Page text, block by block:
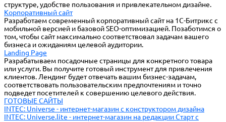
структуре, удобстве пользования и привлекательном дизайне.
Корпоративный сайт
Разработаем современный корпоративный сайт на 1С-Битрикс с
мобильной версией и базовой SEO-оптимизацией. Позаботимся о
том, чтобы сайт максимально соответствовал задачам вашего
бизнеса и ожиданиям целевой аудитории.
Landing Page
Разрабатываем посадочные страницы для конкретного товара
или услуги. Вы получите готовый инструмент для привлечения
клиентов. Лендинг будет отвечать вашим бизнес-задачам,
соответствовать пользовательским предпочтениям и точно
подведет посетителей к совершению целевого действия.
ГОТОВЫЕ САЙТЫ
INTEC: Universe - интернет-магазин с конструктором дизайна
INTEC: Universe.lite - интернет-магазин на редакции Старт с